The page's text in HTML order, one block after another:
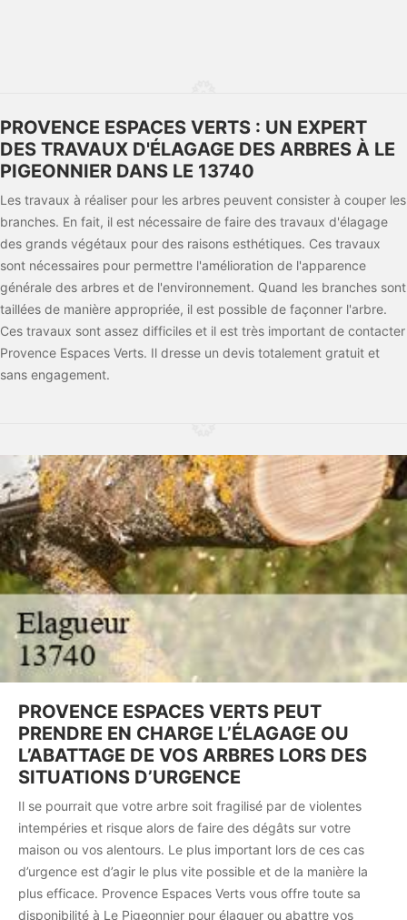
PROVENCE ESPACES VERTS : UN EXPERT
DES TRAVAUX D'ÉLAGAGE DES ARBRES À LE
PIGEONNIER DANS LE 13740
Les travaux à réaliser pour les arbres peuvent consister à couper les
branches. En fait, il est nécessaire de faire des travaux d'élagage
des grands végétaux pour des raisons esthétiques. Ces travaux
sont nécessaires pour permettre l'amélioration de l'apparence
générale des arbres et de l'environnement. Quand les branches sont
taillées de manière appropriée, il est possible de façonner l'arbre.
Ces travaux sont assez difficiles et il est très important de contacter
Provence Espaces Verts. Il dresse un devis totalement gratuit et
sans engagement.
PROVENCE ESPACES VERTS PEUT
PRENDRE EN CHARGE L’ÉLAGAGE OU
L’ABATTAGE DE VOS ARBRES LORS DES
SITUATIONS D’URGENCE
Il se pourrait que votre arbre soit fragilisé par de violentes
intempéries et risque alors de faire des dégâts sur votre
maison ou vos alentours. Le plus important lors de ces cas
d’urgence est d’agir le plus vite possible et de la manière la
plus efficace. Provence Espaces Verts vous offre toute sa
disponibilité à Le Pigeonnier pour élaguer ou abattre vos